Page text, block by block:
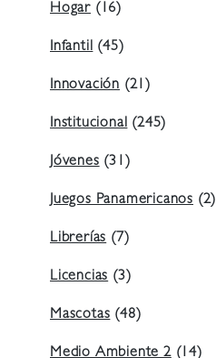
Hogar (16)
Infantil (45)
Innovación (21)
Institucional (245)
Jóvenes (31)
Juegos Panamericanos (2)
Librerías (7)
Licencias (3)
Mascotas (48)
Medio Ambiente 2(14)